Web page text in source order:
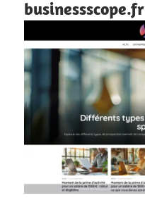
businessscope.fr